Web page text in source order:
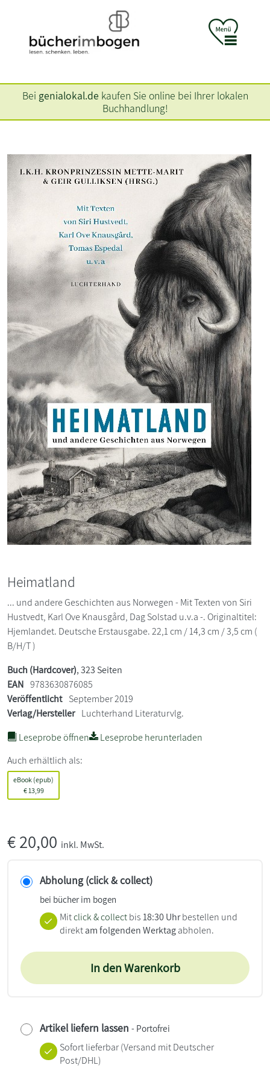
Bei genialokal.de kaufen Sie online bei Ihrer lokalen
Buchhandlung!
Heimatland
... und andere Geschichten aus Norwegen - Mit Texten von Siri
Hustvedt, Karl Ove Knausgård, Dag Solstad u.v.a -. Originaltitel:
Hjemlandet. Deutsche Erstausgabe. 22,1 cm / 14,3 cm / 3,5 cm (
B/H/T )
Buch (Hardcover), 323 Seiten
EAN 9783630876085
Veröffentlicht September 2019
Verlag/Hersteller Luchterhand Literaturvlg.
Leseprobe öffnen
Leseprobe herunterladen
Auch erhältlich als:
eBook (epub)
€13,99
€20,00 inkl. MwSt.
Abholung (click & collect)
bei bücher im bogen
Mitclick & collect bis18:30 Uhrbestellen und
direktam folgenden Werktagabholen.
In den Warenkorb
Artikel liefern lassen - Portofrei
Sofort lieferbar(Versand mit Deutscher
Post/DHL)